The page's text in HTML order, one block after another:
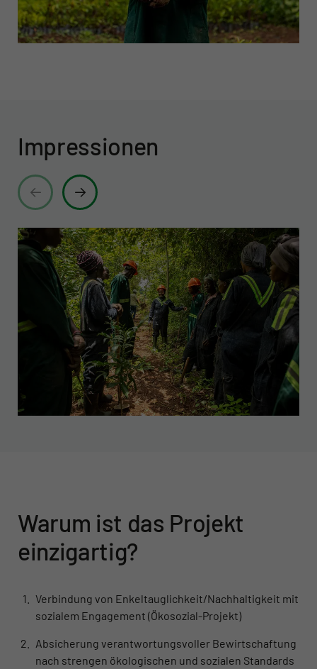
Impressionen
Warum ist das Projekt
einzigartig?
Verbindung von Enkeltauglichkeit/Nachhaltigkeit mit
sozialem Engagement (Ökosozial-Projekt)
Absicherung verantwortungsvoller Bewirtschaftung
nach strengen ökologischen und sozialen Standards